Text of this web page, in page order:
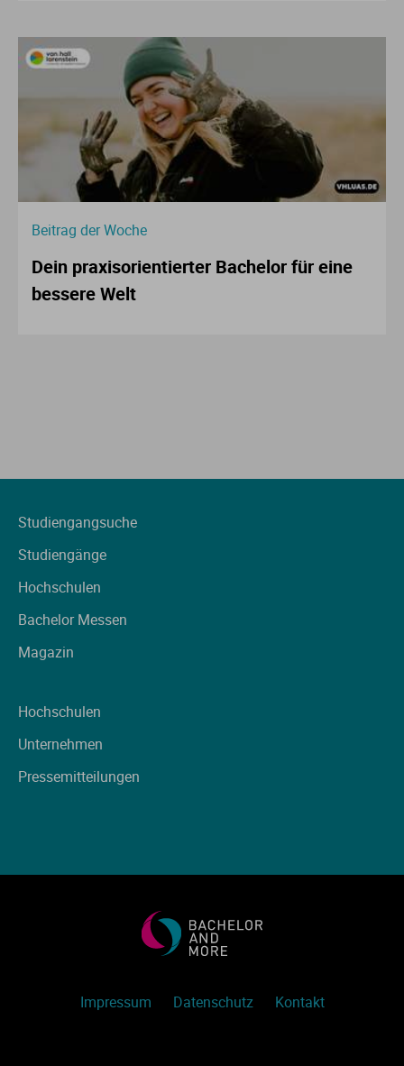
Beitrag der Woche
Dein praxisorientierter Bachelor für eine
bessere Welt
Studiengangsuche
Studiengänge
Hochschulen
Bachelor Messen
Magazin
Hochschulen
Unternehmen
Pressemitteilungen
Impressum Datenschutz Kontakt